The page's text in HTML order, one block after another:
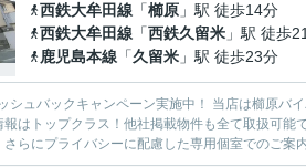
西鉄大牟田線 「櫛原 」駅 徒歩14分
西鉄大牟田線 「西鉄久留米 」駅 徒歩
鹿児島本線 「久留米 」駅 徒歩23分
シュバックキャンペーン実施中！ 当店は櫛原バ
はトップクラス！他社掲載物件も全て取扱可
らにプライバシーに配慮した専用個室でのご案